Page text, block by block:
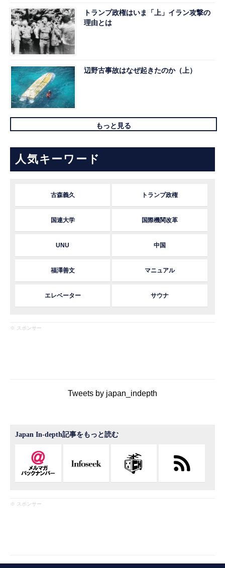
トランプ政権はいま「上」イラン攻撃の
理由とは
辺野古事故はなぜ起きたのか（上）
もっと見る
人気キーワード
古森義久 トランプ政権
国連大学 国際機関改革
UNU 中国
福澤善文 マニュアル
エレベーター サウナ
※ スポンサー
Tweets by japan_indepth
Japan In-depth記事をもっと読む
※ スポンサー